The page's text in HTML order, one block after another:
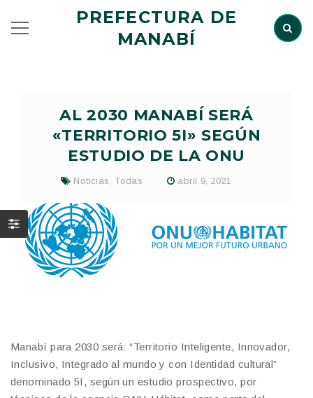
PREFECTURA DE
MANABÍ
AL 2030 MANABÍ SERÁ
«TERRITORIO 5I» SEGÚN
ESTUDIO DE LA ONU
Noticias Todas abril 9, 2021
Manabí para 2030 será: “Territorio Inteligente, Innovador,
Inclusivo, Integrado al mundo y con Identidad cultural”
denominado 5I, según un estudio prospectivo, por